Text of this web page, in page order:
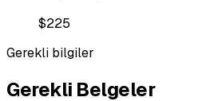
$225
Gerekli bilgiler
Gerekli Belgeler